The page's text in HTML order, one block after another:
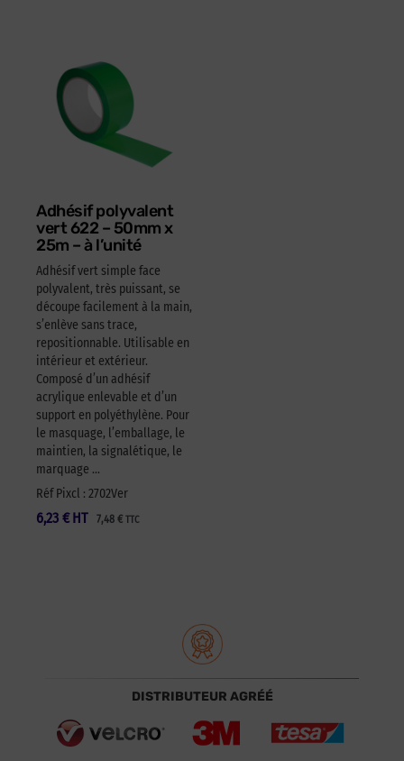
Adhésif polyvalent
vert 622 – 50mm x
25m – à l’unité
Adhésif vert simple face
polyvalent, très puissant, se
découpe facilement à la main,
s’enlève sans trace,
repositionnable. Utilisable en
intérieur et extérieur.
Composé d’un adhésif
acrylique enlevable et d’un
support en polyéthylène. Pour
le masquage, l’emballage, le
maintien, la signalétique, le
marquage …
Réf Pixcl : 2702Ver
6,23 € 7,48 € TTC
HT
DISTRIBUTEUR AGRÉÉ